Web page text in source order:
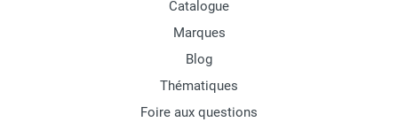
Catalogue
Marques
Blog
Thématiques
Foire aux questions